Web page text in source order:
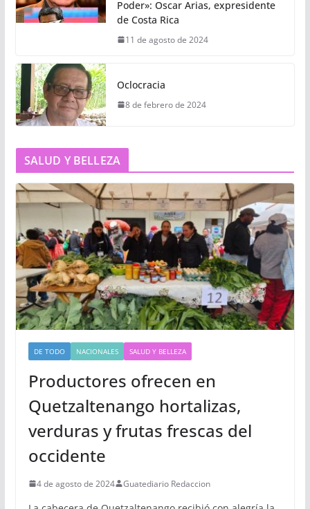
Poder»: Oscar Arias, expresidente
de Costa Rica
11 de agosto de 2024
Oclocracia
8 de febrero de 2024
SALUD Y BELLEZA
DE TODO NACIONALES SALUD Y BELLEZA
Productores ofrecen en
Quetzaltenango hortalizas,
verduras y frutas frescas del
occidente
4 de agosto de 2024 Guatediario Redaccion